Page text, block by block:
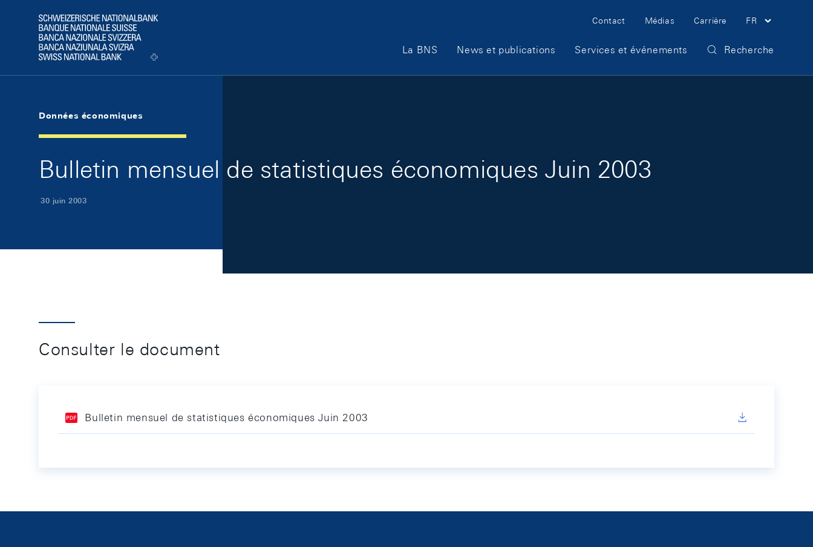
Logo
Meta Navigation
Contact Médias Carrière FR
Main Navigation
La BNS News et publications Services et événements Recherche
Données économiques
Bulletin mensuel de statistiques économiques Juin 2003
30 juin 2003
Consulter le document
Bulletin mensuel de statistiques économiques Juin 2003